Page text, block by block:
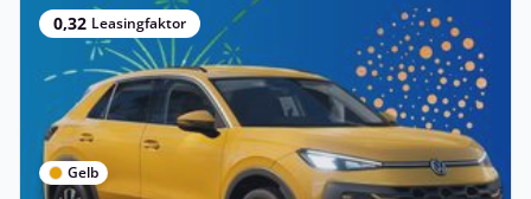
0,32 Leasingfaktor
Gelb